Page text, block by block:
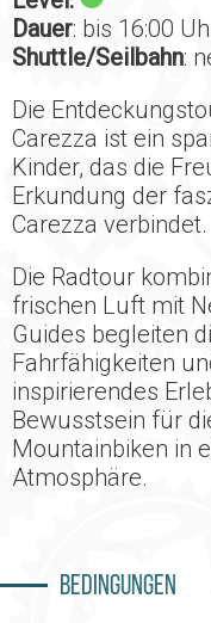
Dauer: bis 16:00
Shuttle/Seilbahn:
Die
Carezza ist ein
Kinder, das die
Erkundung der
Carezza verbindet.
Die Radtour
frischen Luft mit
Guides begleiten
Fahrfähigkeiten
inspirierendes
Bewusstsein für
Mountainbiken in
Atmosphäre.
Bedingungen